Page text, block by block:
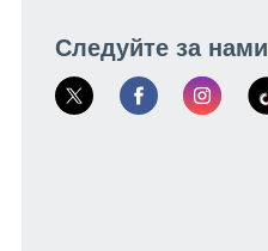
Следуйте за нами